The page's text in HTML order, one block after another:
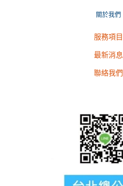
關於我們
服務項目
最新消息
聯絡我們